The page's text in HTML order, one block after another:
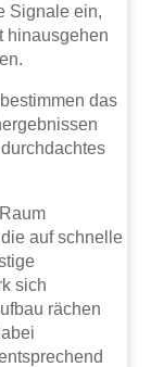
Signale ein,
hinausgehen
das
auf schnelle
sich
rächen